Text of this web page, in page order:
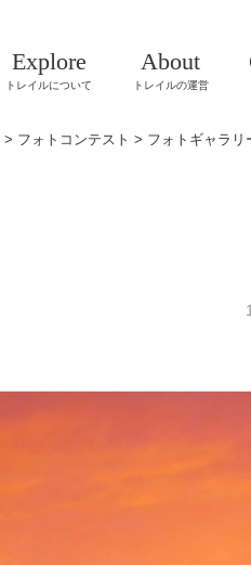
Explore
トレイルについて
About
トレイルの運営
> フォトコンテスト > フォトギャラリ